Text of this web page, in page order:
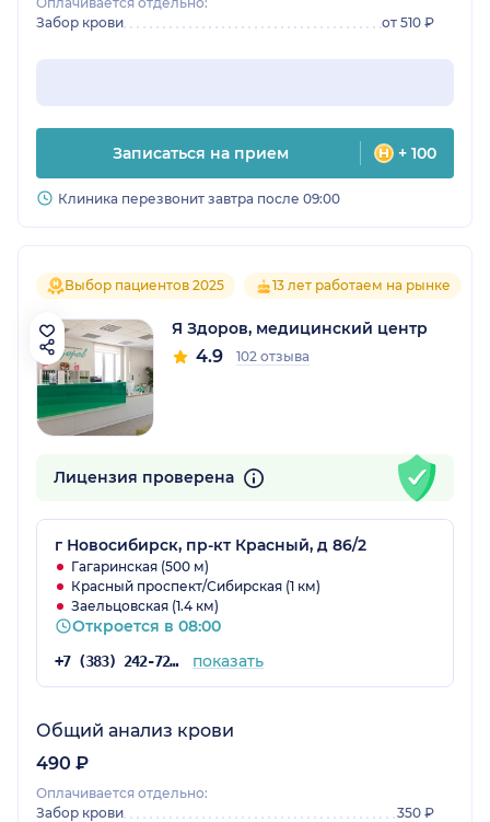
Забор крови
от 510 ₽
Записаться на прием + 100
Клиника перезвонит завтра после 09:00
Выбор пациентов 2025 13 лет работаем на рынке
Я Здоров, медицинский центр
4.9 102 отзыва
Лицензия проверена
г Новосибирск, пр-кт Красный, д 86/2
Гагаринская (500 м)
Красный проспект/Сибирская (1 км)
Заельцовская (1.4 км)
Откроется в 08:00
+7 (383) 242-72-94 показать
Общий анализ крови
490 ₽
Оплачивается отдельно:
Забор крови
350 ₽